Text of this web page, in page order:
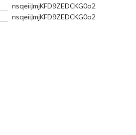
nsqeiiJmjKFD9ZEDCKG0o2
nsqeiiJmjKFD9ZEDCKG0o2